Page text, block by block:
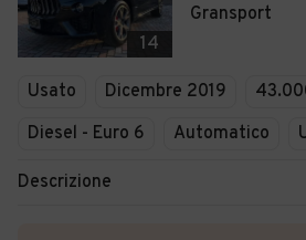
14
Gransport
Usato Dicembre 2019
Diesel - Euro 6
Automatico
Descrizione